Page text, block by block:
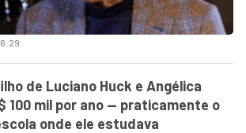
de Luciano Huck e Angélica
100 mil por ano — praticamente o
onde ele estudava